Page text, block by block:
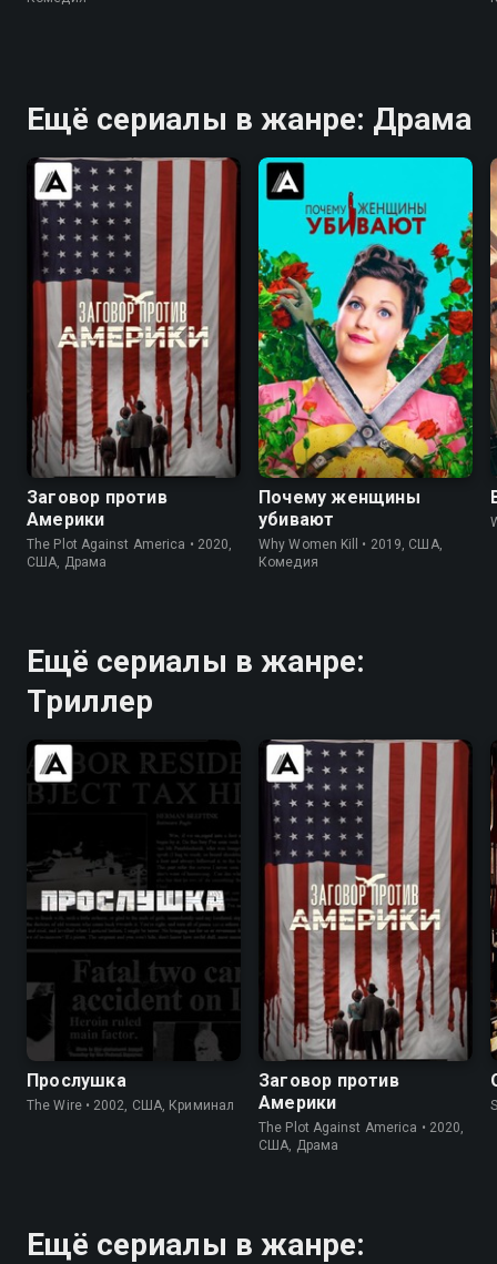
Ещё сериалы в жанре: Драма
6.7 7.3
Заговор против
Америки
The Plot Against America • 2020,
США, Драма
8.3 8.3
Почему женщины
убивают
Why Women Kill • 2019, США,
Комедия
Ещё сериалы в жанре:
Триллер
8.5 9.3
Прослушка
The Wire • 2002, США, Криминал
6.7 7.3
Заговор против
Америки
The Plot Against America • 2020,
США, Драма
Ещё сериалы в жанре: